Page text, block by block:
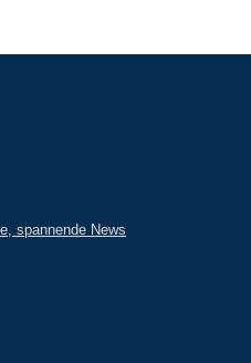
spannende News